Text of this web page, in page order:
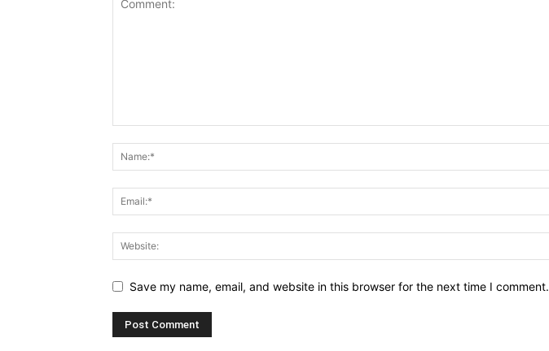
Save my name, email, and website in this browser for the next time I comment.